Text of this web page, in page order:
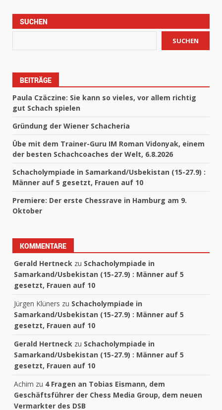
SUCHEN
SUCHEN
BEITRÄGE
Paula Czäczine: Sie kann so vieles, vor allem richtig
gut Schach spielen
Gründung der Wiener Schacheria
Übe mit dem Trainer-Guru IM Roman Vidonyak, einem
der besten Schachcoaches der Welt, 6.8.2026
Schacholympiade in Samarkand/Usbekistan (15-27.9) :
Männer auf 5 gesetzt, Frauen auf 10
Premiere: Der erste Chessrave in Hamburg am 9.
Oktober
KOMMENTARE
Gerald Hertneck zu Schacholympiade in
Samarkand/Usbekistan (15-27.9) : Männer auf 5
gesetzt, Frauen auf 10
Jürgen Klüners zu Schacholympiade in
Samarkand/Usbekistan (15-27.9) : Männer auf 5
gesetzt, Frauen auf 10
Gerald Hertneck zu Schacholympiade in
Samarkand/Usbekistan (15-27.9) : Männer auf 5
gesetzt, Frauen auf 10
Achim zu 4 Fragen an Tobias Eismann, dem
Geschäftsführer der Chess Media Group, dem neuen
Vermarkter des DSB